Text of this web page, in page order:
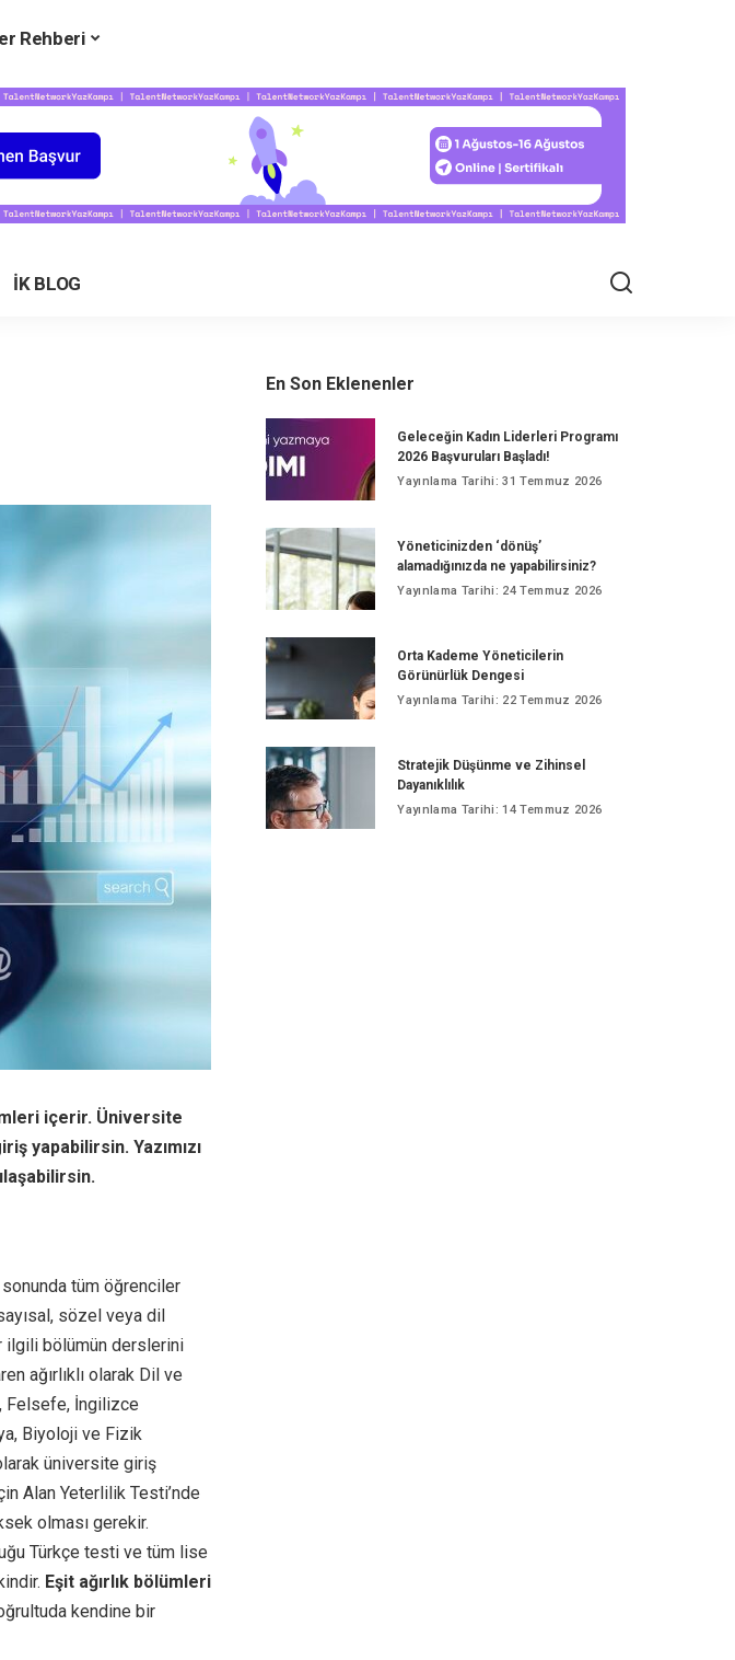
İLK İŞİM VE PROFESYONEL HAYAT
CV Örnekleri
Maaşlar
Maaş Hesaplama
Kariyer Günleri
Rehberi
İK BLOG
içerir. Üniversite
yapabilirsin. Yazımızı
sonunda tüm öğrenciler
sözel veya dil
ilgili bölümün derslerini
ağırlıklı olarak Dil ve
Felsefe, İngilizce
Biyoloji ve Fizik
üniversite giriş
Alan Yeterlilik Testi’nde
olması gerekir.
Türkçe testi ve tüm lise
Eşit ağırlık bölümleri
kendine bir
En Son Eklenenler
Geleceğin Kadın Liderleri Programı
2026 Başvuruları Başladı!
Yayınlama Tarihi: 31 Temmuz 2026
Yöneticinizden ‘dönüş’
alamadığınızda ne yapabilirsiniz?
Yayınlama Tarihi: 24 Temmuz 2026
Orta Kademe Yöneticilerin
Görünürlük Dengesi
Yayınlama Tarihi: 22 Temmuz 2026
Stratejik Düşünme ve Zihinsel
Dayanıklılık
Yayınlama Tarihi: 14 Temmuz 2026